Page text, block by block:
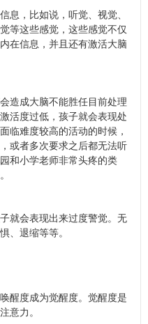
息，比如说，听觉、视觉、
等这些感觉，这些感觉不仅
在信息，并且还有激活大脑
造成大脑不能胜任目前处理
活度过低，孩子就会表现处
临难度较高的活动的时候，
或者多次要求之后都无法听
和小学老师非常头疼的类
就会表现出来过度警觉。无
、退缩等等。
醒度成为觉醒度。觉醒度是
意力。